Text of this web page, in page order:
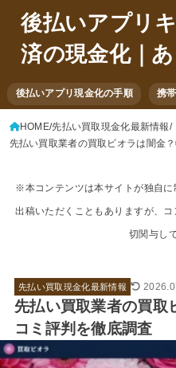
後払いアプリ
済の現金化｜
後払いアプリ現金化の手順 携
HOME 先払い買取現金化最新情報
先払い買取業者の買取ビオラは闇金
※本コンテンツは本サイトが独自
出稿いただくこともありますが、
切関与し
先払い買取現金化最新情報
先払い買取業者の買取
コミ評判を徹底調査